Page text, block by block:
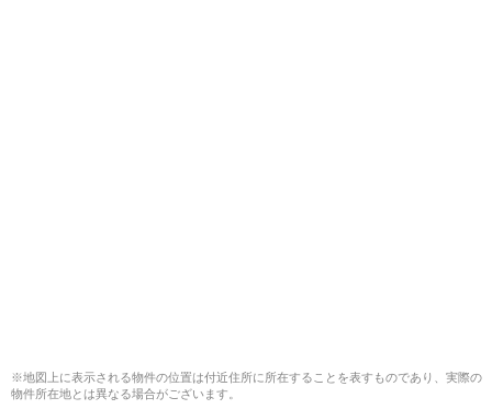
※地図上に表示される物件の位置は付近住所に所在することを表すものであり、実際の
物件所在地とは異なる場合がございます。